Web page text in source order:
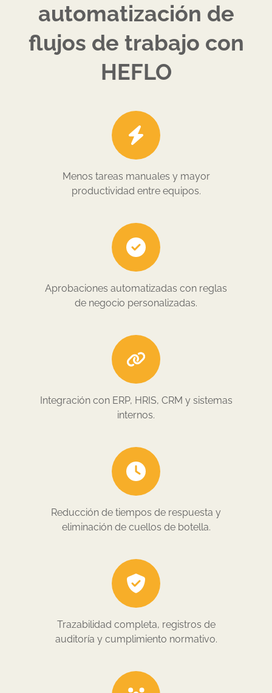
automatización de
flujos de trabajo con
HEFLO
Menos tareas manuales y mayor
productividad entre equipos.
Aprobaciones automatizadas con reglas
de negocio personalizadas.
Integración con ERP, HRIS, CRM y sistemas
internos.
Reducción de tiempos de respuesta y
eliminación de cuellos de botella.
Trazabilidad completa, registros de
auditoría y cumplimiento normativo.